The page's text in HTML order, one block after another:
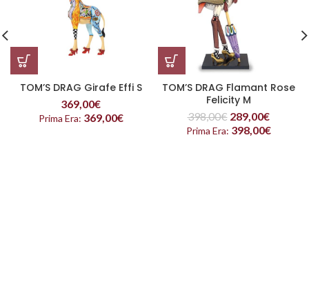
TOM’S DRAG Girafe Effi S
369,00€
Prima Era: 369,00€
TOM’S DRAG Flamant Rose
Felicity M
398,00€ 289,00€
Prima Era: 398,00€